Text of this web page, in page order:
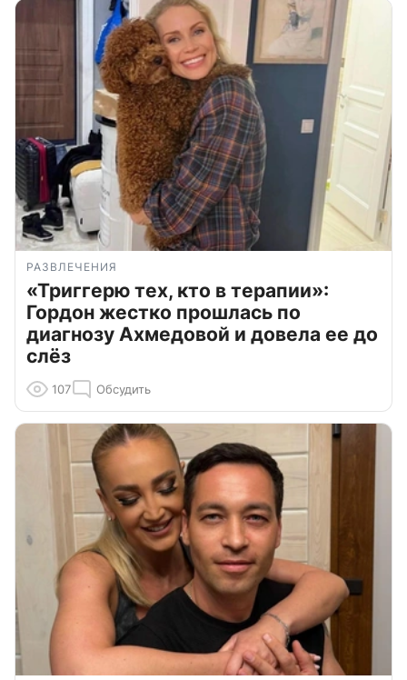
РАЗВЛЕЧЕНИЯ
«Триггерю тех, кто в терапии»:
Гордон жестко прошлась по
диагнозу Ахмедовой и довела ее до
слёз
107 Обсудить